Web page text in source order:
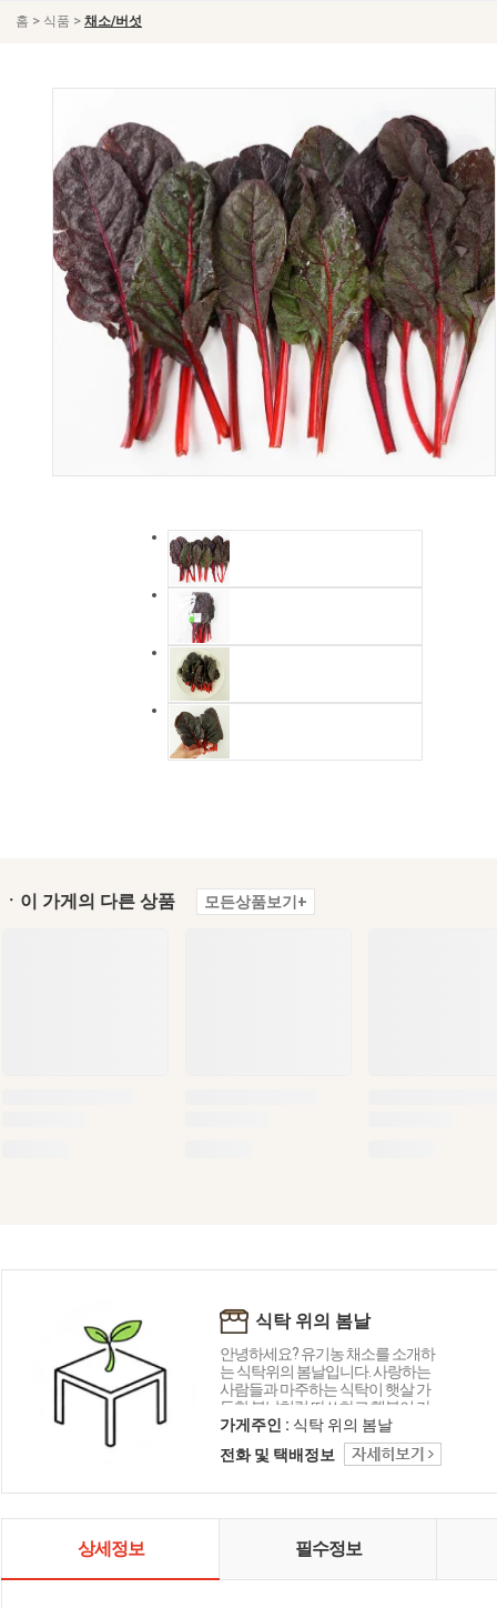
홈 > 식품 > 채소/버섯
ㆍ이 가게의 다른 상품 모든상품보기+
식탁 위의 봄날
안녕하세요? 유기농 채소를 소개하
는 식탁위의 봄날입니다. 사랑하는
사람들과 마주하는 식탁이 햇살 가
득한 봄날처럼 따쓰하고 행복이 가
득하길 바라는 마음으로 건강한 채
가게주인 : 식탁 위의 봄날
전화 및 택배정보
상세정보 필수정보